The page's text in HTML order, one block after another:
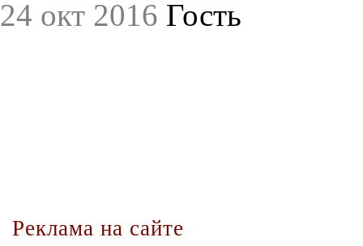
24 окт 2016 Гость
Реклама на сайте